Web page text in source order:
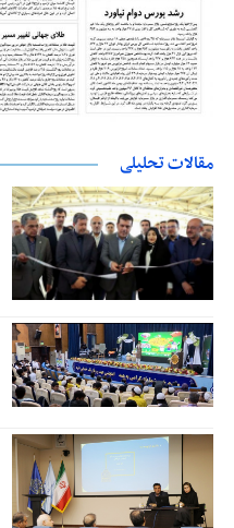
مقالات تحلیلی